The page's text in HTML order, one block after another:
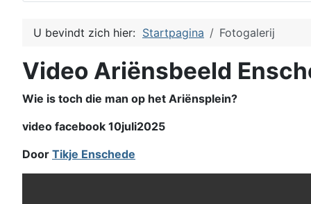
U bevindt zich hier: Startpagina Fotogalerij
Video Ariënsbeeld
Wie is toch die man op het Ariënsplein?
video facebook 10juli2025
Door Tikje Enschede